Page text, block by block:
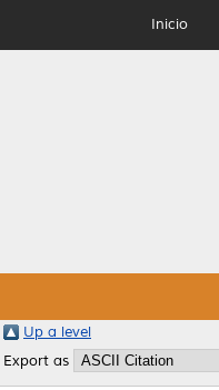
Inicio
Up a level
Export as